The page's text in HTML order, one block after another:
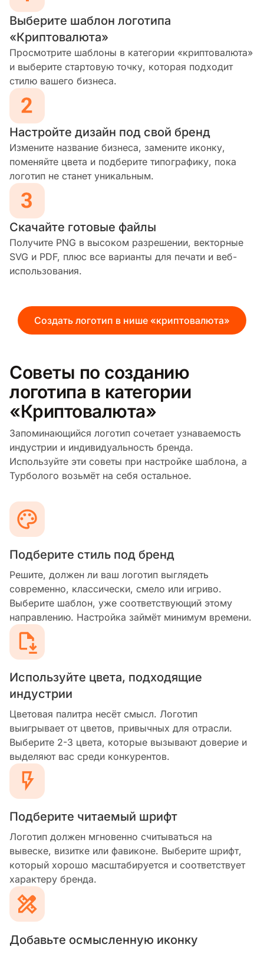
Выберите шаблон логотипа
«Криптовалюта»
Просмотрите шаблоны в категории «криптовалюта»
и выберите стартовую точку, которая подходит
стилю вашего бизнеса.
Настройте дизайн под свой бренд
Измените название бизнеса, замените иконку,
поменяйте цвета и подберите типографику, пока
логотип не станет уникальным.
Скачайте готовые файлы
Получите PNG в высоком разрешении, векторные
SVG и PDF, плюс все варианты для печати и веб-
использования.
Создать логотип в нише «криптовалюта»
Советы по созданию
логотипа в категории
«Криптовалюта»
Запоминающийся логотип сочетает узнаваемость
индустрии и индивидуальность бренда.
Используйте эти советы при настройке шаблона, а
Турболого возьмёт на себя остальное.
Подберите стиль под бренд
Решите, должен ли ваш логотип выглядеть
современно, классически, смело или игриво.
Выберите шаблон, уже соответствующий этому
направлению. Настройка займёт минимум времени.
Используйте цвета, подходящие
индустрии
Цветовая палитра несёт смысл. Логотип
выигрывает от цветов, привычных для отрасли.
Выберите 2-3 цвета, которые вызывают доверие и
выделяют вас среди конкурентов.
Подберите читаемый шрифт
Логотип должен мгновенно считываться на
вывеске, визитке или фавиконе. Выберите шрифт,
который хорошо масштабируется и соответствует
характеру бренда.
Добавьте осмысленную иконку